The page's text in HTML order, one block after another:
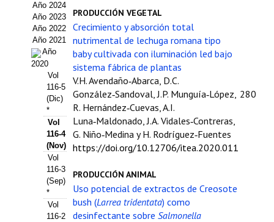
Estatutos
Hacerse socio
Noticias
Galería de Fotos
Web AIDA 2.0
REVISTA ITEA
Presentación ITEA
Equipo Editorial
Leer revista ITEA
Año 2024
Año 2023
Año 2022
Año 2021
Año
2020
Vol
116-5
(Dic)
*
Vol
116-4
(Nov)
Vol
116-3
(Sep)
*
Vol
116-2
PRODUCCIÓN VEGETAL
Crecimiento y absorción total
nutrimental de lechuga romana tipo
baby cultivada con iluminación led bajo
sistema fábrica de plantas
V.H. Avendaño‑Abarca, D.C.
González‑Sandoval, J.P. Munguía‑López,
R. Hernández‑Cuevas, A.I.
Luna‑Maldonado, J.A. Vidales‑Contreras,
G. Niño‑Medina y H. Rodríguez‑Fuentes
https://doi.org/10.12706/itea.2020.011
280
PRODUCCIÓN ANIMAL
Uso potencial de extractos de Creosote
bush (Larrea tridentata) como
desinfectante sobre Salmonella